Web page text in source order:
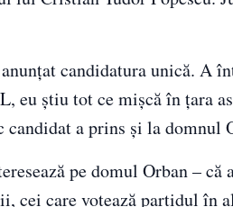
candidatura unică. A
ştiu tot ce mişcă în ţara
candidat a prins şi la domnul
pe domul Orban –
cei care votează partidul în